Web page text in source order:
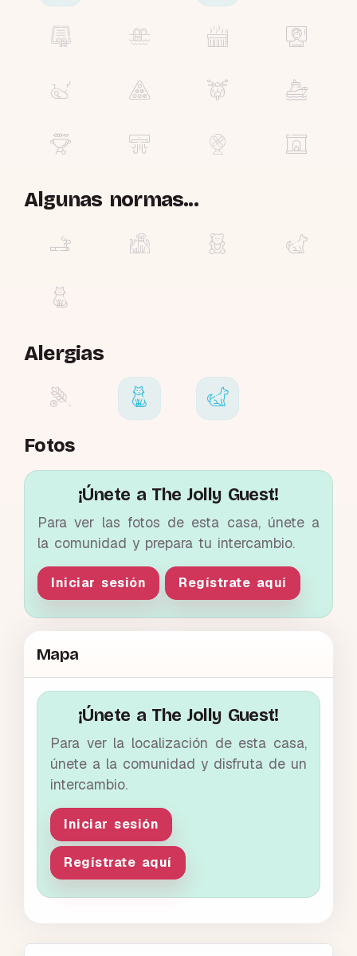
Algunas normas...
Alergias
Fotos
¡Únete a The Jolly Guest!
Para ver las fotos de esta casa, únete a
la comunidad y prepara tu intercambio.
Iniciar sesión Regístrate aquí
Mapa
¡Únete a The Jolly Guest!
Para ver la localización de esta casa,
únete a la comunidad y disfruta de un
intercambio.
Iniciar sesión
Regístrate aquí